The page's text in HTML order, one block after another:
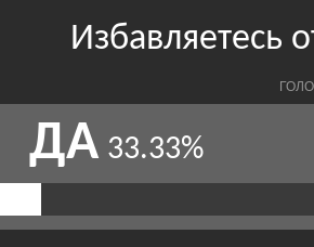
Избавляетесь
ДА 33.33%